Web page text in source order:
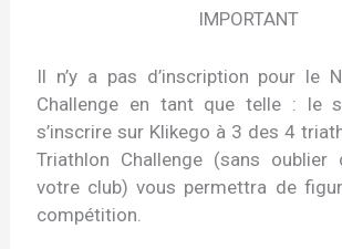
IMPORTANT
Il n’y a pas d’inscription pour le
Challenge en tant que telle : le
s’inscrire sur Klikego à 3 des 4
Triathlon Challenge (sans oublier
votre club) vous permettra de
compétition.